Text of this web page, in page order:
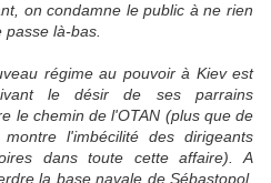
on condamne le public à ne rien
là-bas.
régime au pouvoir à Kiev est
le désir de ses parrains
le chemin de l'OTAN (plus que de
l'imbécilité des dirigeants
dans toute cette affaire). A
la base navale de Sébastopol,